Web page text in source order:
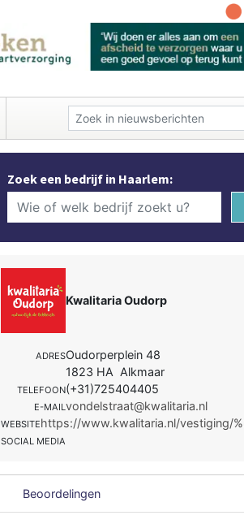
Zoek een bedrijf in Haarlem:
Kwalitaria Oudorp
ADRESOudorperplein 48
1823 HA Alkmaar
TELEFOON(+31)725404405
E-MAILvondelstraat@kwalitaria.nl
WEBSITE
SOCIAL MEDIA
Beoordelingen